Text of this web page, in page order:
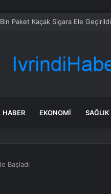
Paket Kaçak Sigara Ele Geçirildi
HABER EKONOMI SAĞLIK
Başladı